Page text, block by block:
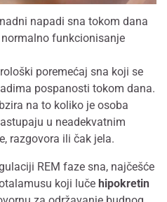
napadi sna tokom dana
funkcionisanje
poremećaj sna koji se
pospanosti tokom dana.
na to koliko je osoba
u neadekvatnim
razgovora ili čak jela.
REM faze sna, najčešće
koji luče hipokretin